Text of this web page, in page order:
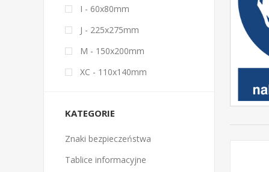
I - 60x80mm
J - 225x275mm
M - 150x200mm
XC - 110x140mm
KATEGORIE
Znaki bezpieczeństwa
Tablice informacyjne